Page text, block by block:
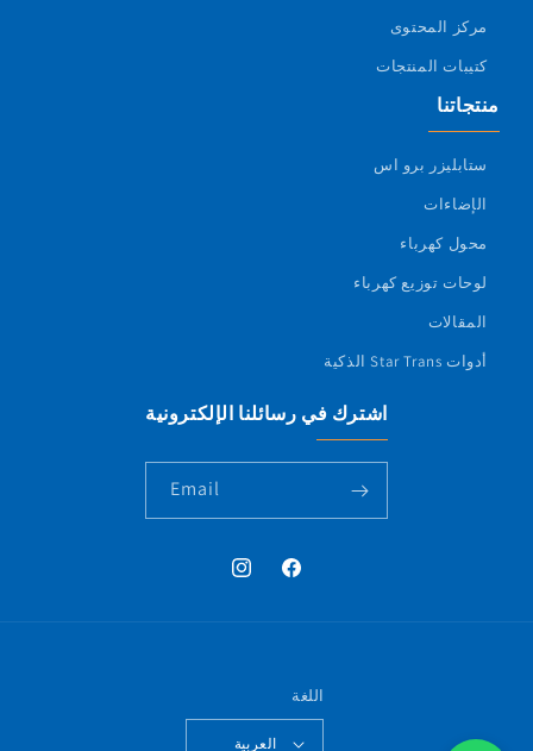
مركز المحتوى
كتيبات المنتجات
منتجاتنا
ستابليزر برو اس
الإضاءات
محول كهرباء
لوحات توزيع كهرباء
المقالات
أدوات Star Trans الذكية
اشترك في رسائلنا الإلكترونية
Email
فيسبوكإنستجرام
اللغة
العربية